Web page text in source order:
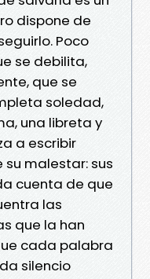
dispone de
Poco
se debilita,
que se
soledad,
una libreta y
a escribir
malestar: sus
cuenta de que
las
que la han
cada palabra
silencio